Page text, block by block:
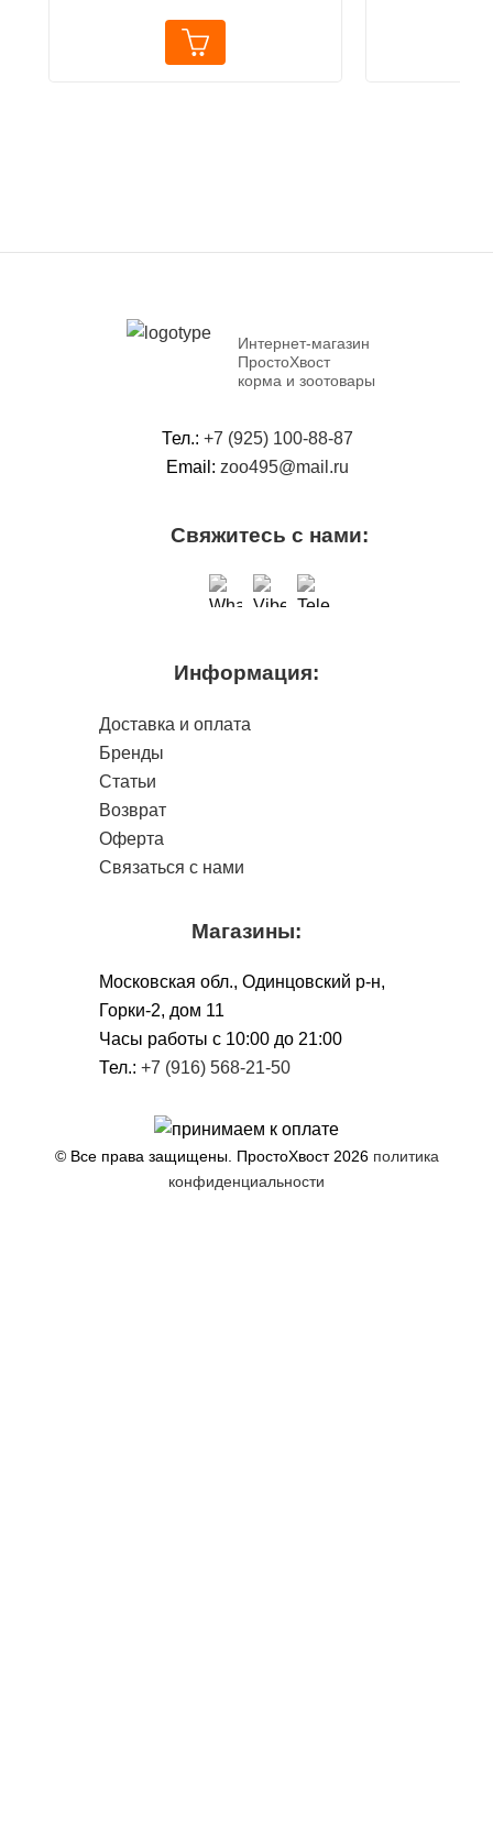
Интернет-магазин
ПростоХвост
корма и зоотовары
Тел.:+7 (925) 100-88-87
Email: zoo495@mail.ru
Свяжитесь с нами:
Информация:
Доставка и оплата
Бренды
Статьи
Возврат
Оферта
Связаться с нами
Магазины:
Московская обл., Одинцовский р-н,
Горки-2, дом 11
Чacы работы с 10:00 до 21:00
Тел.:+7 (916) 568-21-50
© Все права защищены. ПростоХвост2026 политика
конфиденциальности